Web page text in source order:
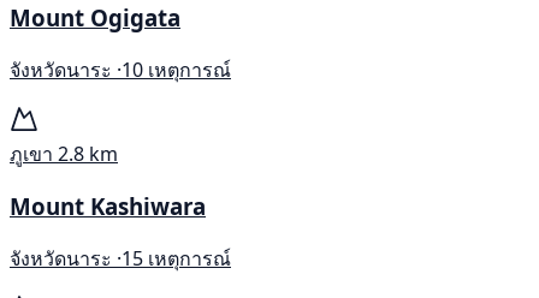
Mount Ogigata
จังหวัดนาระ ·10 เหตุการณ์
ภูเขา 2.8 km
Mount Kashiwara
จังหวัดนาระ ·15 เหตุการณ์